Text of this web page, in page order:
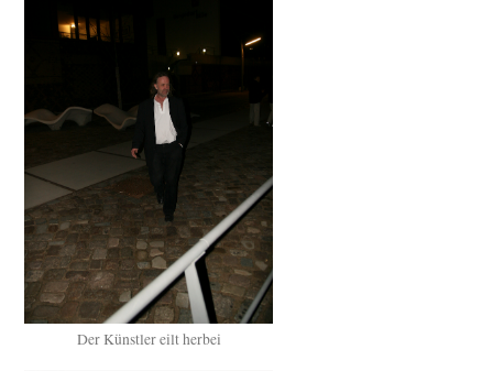
Der Künstler eilt herbei